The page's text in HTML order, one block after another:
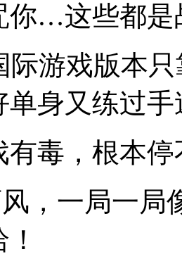
你…这些都是
际游戏版本
单身又练过
有毒，根本
，一局一局